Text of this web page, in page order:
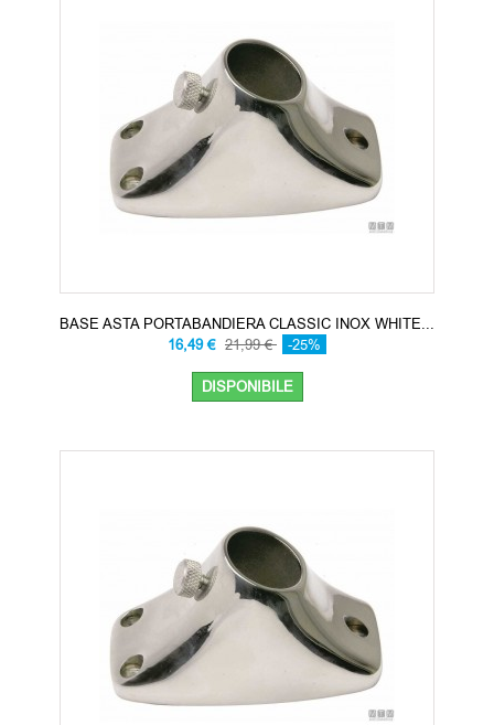
BASE ASTA PORTABANDIERA CLASSIC INOX WHITE...
16,49 € 21,99 € -25%
DISPONIBILE